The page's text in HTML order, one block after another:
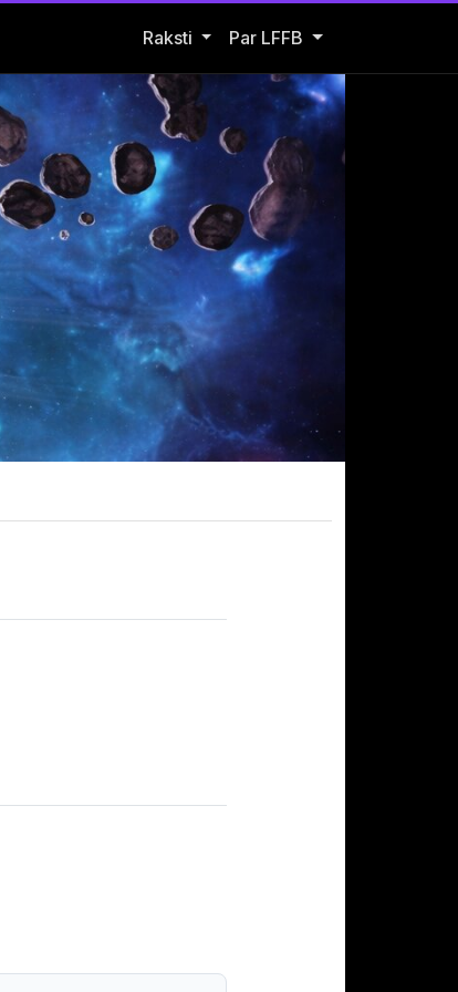
Raksti Open Raksti submenu
Par LFFB